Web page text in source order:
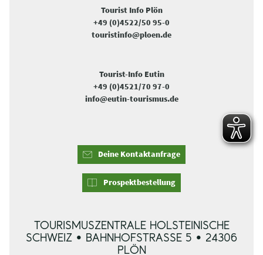
Tourist Info Plön
+49 (0)4522/50 95-0
touristinfo@ploen.de
Tourist-Info Eutin
+49 (0)4521/70 97-0
info@eutin-tourismus.de
Deine Kontaktanfrage
Prospektbestellung
TOURISMUSZENTRALE HOLSTEINISCHE
SCHWEIZ • BAHNHOFSTRASSE 5 • 24306 P
LÖN